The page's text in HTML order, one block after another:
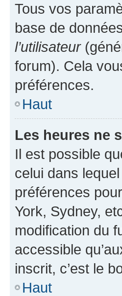
Tous vos
base de
l’utilisateur
forum). Cela
préférences.
Haut
Les heures ne
Il est possible
celui dans
préférences
York, Sydney,
modification du
accessible
inscrit, c’est le
Haut